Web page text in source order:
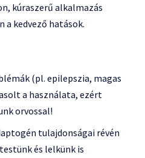
kúraszerű alkalmazás
kedvező hatások.
(pl. epilepszia, magas
a használata, ezért
orvossal!
tulajdonságai révén
és lelkünk is